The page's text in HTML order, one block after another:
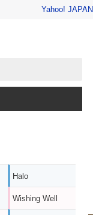
Yahoo! JAPAN
Halo
Wishing Well